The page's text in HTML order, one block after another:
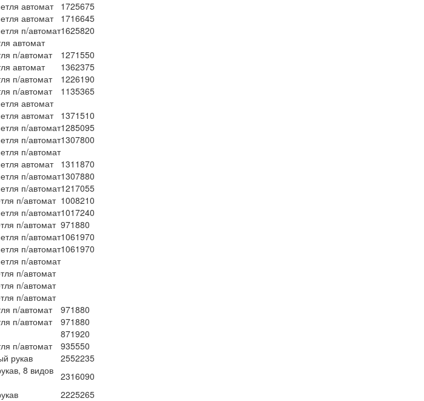
автомат
1725675
автомат
1716645
п/автомат1625820
автомат
п/автомат
1271550
автомат
1362375
п/автомат
1226190
п/автомат
1135365
автомат
автомат
1371510
п/автомат1285095
п/автомат1307800
п/автомат
автомат
1311870
п/автомат1307880
п/автомат1217055
п/автомат 1008210
п/автомат1017240
п/автомат 971880
п/автомат1061970
п/автомат1061970
п/автомат
п/автомат
п/автомат
п/автомат
п/автомат
971880
п/автомат
971880
871920
п/автомат
935550
рукав
2552235
8 видов
2316090
2225265